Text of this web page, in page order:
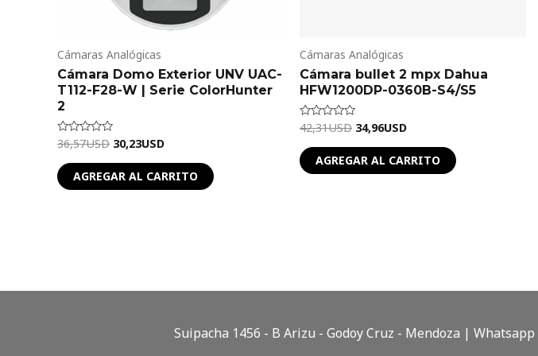
Cámaras Analógicas
Cámara Domo Exterior UNV UAC-
T112-F28-W | Serie ColorHunter
2
Valorado
de
5
36,57USD 30,23USD
AGREGAR AL CARRITO
Cámaras Analógicas
Cámara bullet 2 mpx Dahua
HFW1200DP-0360B-S4/S5
Valorado
de
5
42,31USD 34,96USD
AGREGAR AL CARRITO
Suipacha 1456 - B Arizu - Godoy Cruz - Mendoza | Whatsapp